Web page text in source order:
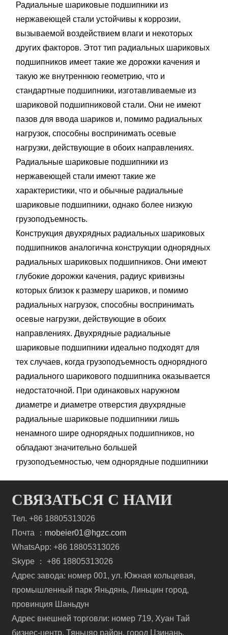
Радиальные шариковые подшипники из
нержавеющей стали устойчивы к коррозии,
вызываемой воздействием влаги и некоторых
других факторов. Этот тип радиальных шариковых
подшипников имеет такие же дорожки качения и
такую же внутреннюю геометрию, что и
стандартные подшипники, изготавливаемые из
шариковой подшипниковой стали. Они не имеют
пазов для ввода шариков и, помимо радиальных
нагрузок, способны воспринимать осевые
нагрузки, действующие в обоих направлениях.
Радиальные шариковые подшипники из
нержавеющей стали имеют такие же
характеристики, что и обычные радиальные
шариковые подшипники, однако более низкую
грузоподъемность.
Конструкция двухрядных радиальных шариковых
подшипников аналогична конструкции однорядных
радиальных шариковых подшипников. Они имеют
глубокие дорожки качения, радиус кривизны
которых близок к размеру шариков, и помимо
радиальных нагрузок, способны воспринимать
осевые нагрузки, действующие в обоих
направлениях. Двухрядные радиальные
шариковые подшипники идеально подходят для
тех случаев, когда грузоподъемность однорядного
радиального шарикового подшипника оказывается
недостаточной. При одинаковых наружном
диаметре и диаметре отверстия двухрядные
радиальные шариковые подшипники лишь
ненамного шире однорядных подшипников, но
обладают значительно большей
грузоподъемностью, чем однорядные подшипники
СВЯЗАТЬСЯ С НАМИ
Тел. +86 18805313026
Почта ： mobeier01@hgzc.com
WhatsApp: +86 18805313026
Skype ： +86 18805313026
Адрес завода: номер 001, ул. Южная кольцевая,
промышленный парк Яньдянь, Линьцин город,
провинция Шаньдун
Адрес внешней торговли: номер 719, Хуан Тай
бизнес-центр, Тяньцяо район, город Цзинань,